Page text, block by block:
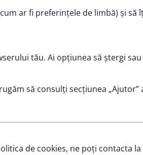
ar fi preferințele de limbă) și
tău. Ai opțiunea să ștergi
să consulți secțiunea „Ajutor”
de cookies, ne poți contacta